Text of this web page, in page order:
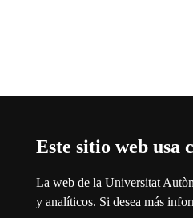
Este sitio web usa
La web de la Universitat
y analíticos. Si desea más